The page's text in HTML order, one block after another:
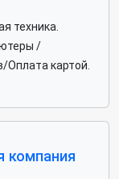
техника.
/
картой.
компания